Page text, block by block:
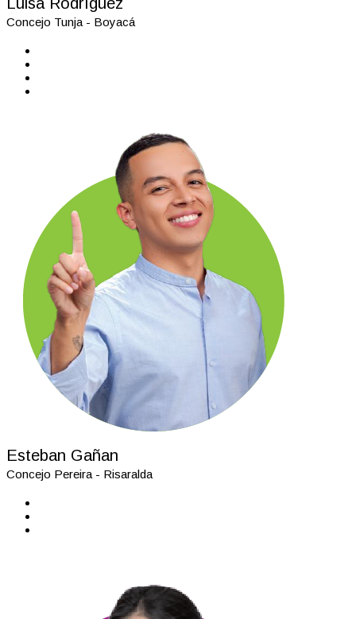
Concejo Tunja - Boyacá
Esteban Gañan
Concejo Pereira - Risaralda